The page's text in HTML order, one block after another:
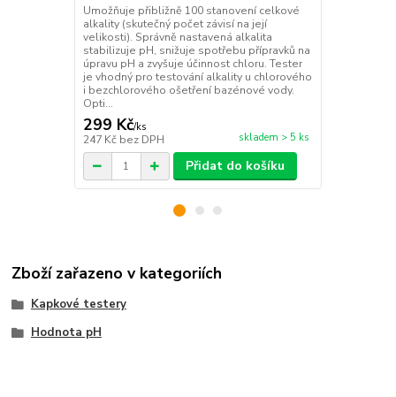
Umožňuje přibližně 100 stanovení celkové
alkality (skutečný počet závisí na její
velikosti). Správně nastavená alkalita
stabilizuje pH, snižuje spotřebu přípravků na
úpravu pH a zvyšuje účinnost chloru. Tester
je vhodný pro testování alkality u chlorového
i bezchlorového ošetření bazénové vody.
Opti...
299 Kč/ks
247 Kč bez DPH skladem > 5 ks
Přidat do košíku
Zboží zařazeno v kategoriích
Kapkové testery
Hodnota pH